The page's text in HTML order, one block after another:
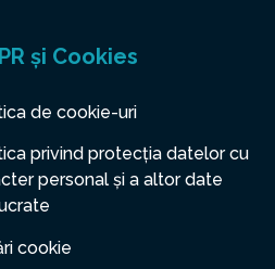
și Cookies
de cookie-uri
privind protecția datelor cu
personal și a altor date
cookie